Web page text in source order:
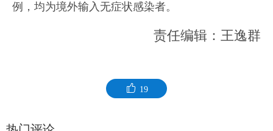
例，均为境外输入无症状感染者。
责任编辑：王逸群
19